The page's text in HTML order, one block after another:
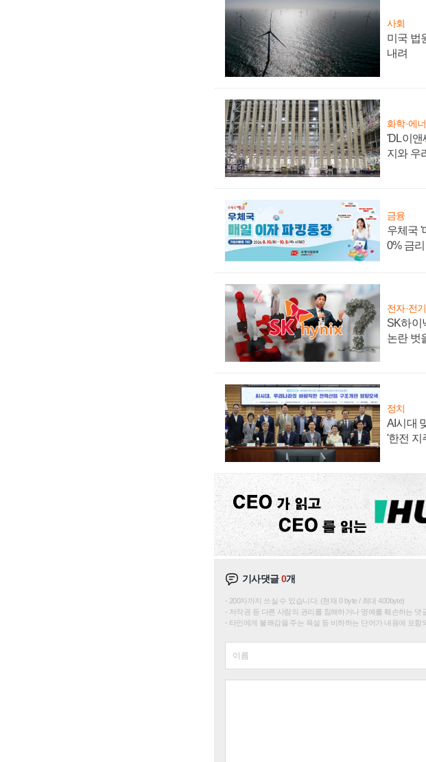
사회
미국 법
내려
화학·에
'DL이앤
지와 우
금융
우체국 '
0% 금리
전자·전
SK하이
논란 벗
정치
AI시대
'한전 지
기사댓글0개
200자까지 쓰실 수 있습니다. (현재 0 byte / 최대 400byte)
저작권 등 다른 사람의 권리를 침해하거나 명예를 훼손하는 댓
타인에게 불쾌감을 주는 욕설 등 비하하는 단어가 내용에 포